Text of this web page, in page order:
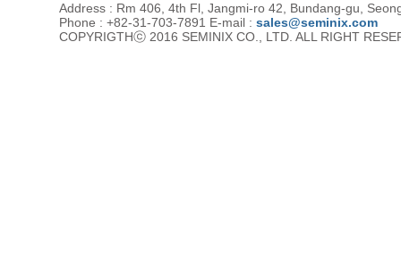
Address : Rm 406, 4th Fl, Jangmi-ro 42, Bundang-gu,
Phone : +82-31-703-7891 E-mail : sales@seminix.com
COPYRIGTHⓒ 2016 SEMINIX CO., LTD. ALL RIGHT